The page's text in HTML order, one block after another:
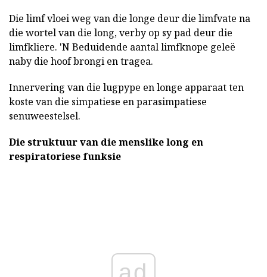
Die limf vloei weg van die longe deur die limfvate na
die wortel van die long, verby op sy pad deur die
limfkliere. 'N Beduidende aantal limfknope geleë
naby die hoof brongi en tragea.
Innervering van die lugpype en longe apparaat ten
koste van die simpatiese en parasimpatiese
senuweestelsel.
Die struktuur van die menslike long en
respiratoriese funksie